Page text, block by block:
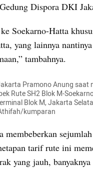
Dispora DKI
Soekarno-Hatta
yang lainnya
tambahnya.
Pramono Anung saat
Rute SH2 Blok M-
Blok M, Jakarta
kumparan
membeberkan
tarif rute ini
yang jauh,